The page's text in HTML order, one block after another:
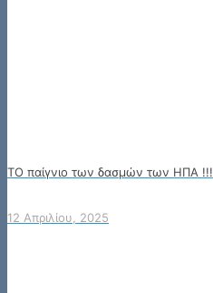
ΤΟ παίγνιο των δασμών των ΗΠΑ !!!
12 Απριλίου, 2025